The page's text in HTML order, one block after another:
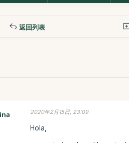
返回列表
2020年2月15日, 23:09
Hola,